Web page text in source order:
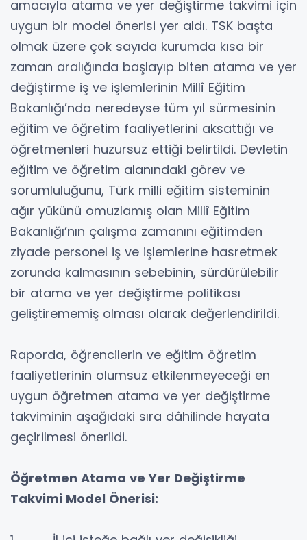
amacıyla atama ve yer değiştirme takvimi için
uygun bir model önerisi yer aldı. TSK başta
olmak üzere çok sayıda kurumda kısa bir
zaman aralığında başlayıp biten atama ve yer
değiştirme iş ve işlemlerinin Millî Eğitim
Bakanlığı’nda neredeyse tüm yıl sürmesinin
eğitim ve öğretim faaliyetlerini aksattığı ve
öğretmenleri huzursuz ettiği belirtildi. Devletin
eğitim ve öğretim alanındaki görev ve
sorumluluğunu, Türk milli eğitim sisteminin
ağır yükünü omuzlamış olan Millî Eğitim
Bakanlığı’nın çalışma zamanını eğitimden
ziyade personel iş ve işlemlerine hasretmek
zorunda kalmasının sebebinin, sürdürülebilir
bir atama ve yer değiştirme politikası
geliştirememiş olması olarak değerlendirildi.
Raporda, öğrencilerin ve eğitim öğretim
faaliyetlerinin olumsuz etkilenmeyeceği en
uygun öğretmen atama ve yer değiştirme
takviminin aşağıdaki sıra dâhilinde hayata
geçirilmesi önerildi.
Öğretmen Atama ve Yer Değiştirme
Takvimi Model Önerisi: